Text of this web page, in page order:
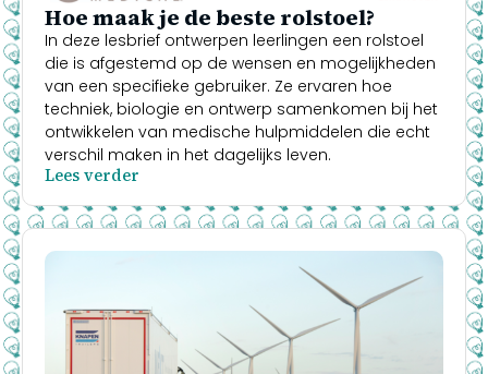
Hoe maak je de beste rolstoel?
In deze lesbrief ontwerpen leerlingen een rolstoel
die is afgestemd op de wensen en mogelijkheden
van een specifieke gebruiker. Ze ervaren hoe
techniek, biologie en ontwerp samenkomen bij het
ontwikkelen van medische hulpmiddelen die echt
verschil maken in het dagelijks leven.
Lees verder